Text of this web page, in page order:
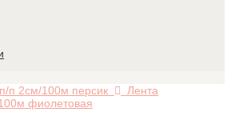
п 2см/100м персик
Лента
фиолетовая